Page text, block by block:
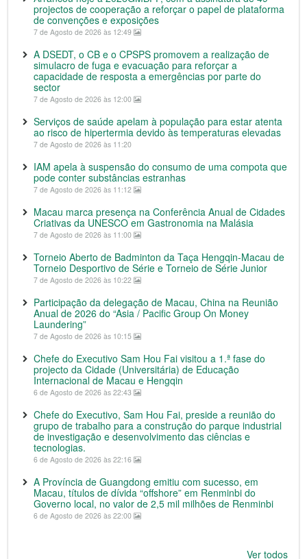
projectos de cooperação a reforçar o papel de plataforma
de convenções e exposições
7 de Agosto de 2026 às 12:49
A DSEDT, o CB e o CPSPS promovem a realização de
simulacro de fuga e evacuação para reforçar a
capacidade de resposta a emergências por parte do
sector
7 de Agosto de 2026 às 12:00
Serviços de saúde apelam à população para estar atenta
ao risco de hipertermia devido às temperaturas elevadas
7 de Agosto de 2026 às 11:20
IAM apela à suspensão do consumo de uma compota que
pode conter substâncias estranhas
7 de Agosto de 2026 às 11:12
Macau marca presença na Conferência Anual de Cidades
Criativas da UNESCO em Gastronomia na Malásia
7 de Agosto de 2026 às 11:00
Torneio Aberto de Badminton da Taça Hengqin-Macau de
Torneio Desportivo de Série e Torneio de Série Junior
7 de Agosto de 2026 às 10:22
Participação da delegação de Macau, China na Reunião
Anual de 2026 do “Asia / Pacific Group On Money
Laundering”
7 de Agosto de 2026 às 10:15
Chefe do Executivo Sam Hou Fai visitou a 1.ª fase do
projecto da Cidade (Universitária) de Educação
Internacional de Macau e Hengqin
6 de Agosto de 2026 às 22:43
Chefe do Executivo, Sam Hou Fai, preside a reunião do
grupo de trabalho para a construção do parque industrial
de investigação e desenvolvimento das ciências e
tecnologias.
6 de Agosto de 2026 às 22:16
A Província de Guangdong emitiu com sucesso, em
Macau, títulos de dívida “offshore” em Renminbi do
Governo local, no valor de 2,5 mil milhões de Renminbi
6 de Agosto de 2026 às 22:00
Ver todos